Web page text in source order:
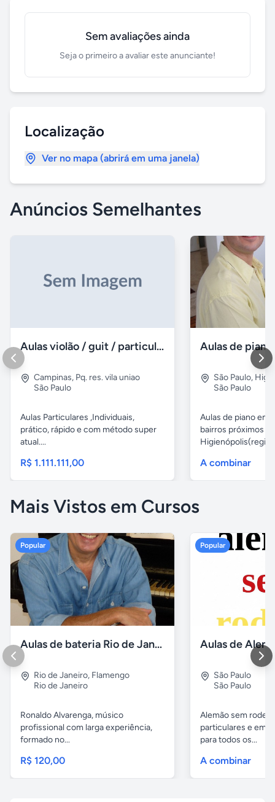
Sem avaliações ainda
Seja o primeiro a avaliar este anunciante!
Localização
Ver no mapa (abrirá em uma janela)
Anúncios Semelhantes
Aulas violão / guit / particular
Campinas, Pq. res. vila uniao
São Paulo
Aulas Particulares ,Individuais,
prático, rápido e com método super
atual....
R$ 1.111.111,00
São Paulo,
São Paulo
Aulas de piano em
bairros próximos
A combinar
Mais Vistos em Cursos
Popular
Aulas de bateria Rio de Janeiro
Rio de Janeiro, Flamengo
Rio de Janeiro
Ronaldo Alvarenga, músico
profissional com larga experiência,
formado no...
R$ 120,00
Popular
São Paulo
São Paulo
Alemão sem
particulares e em
para todos os...
A combinar